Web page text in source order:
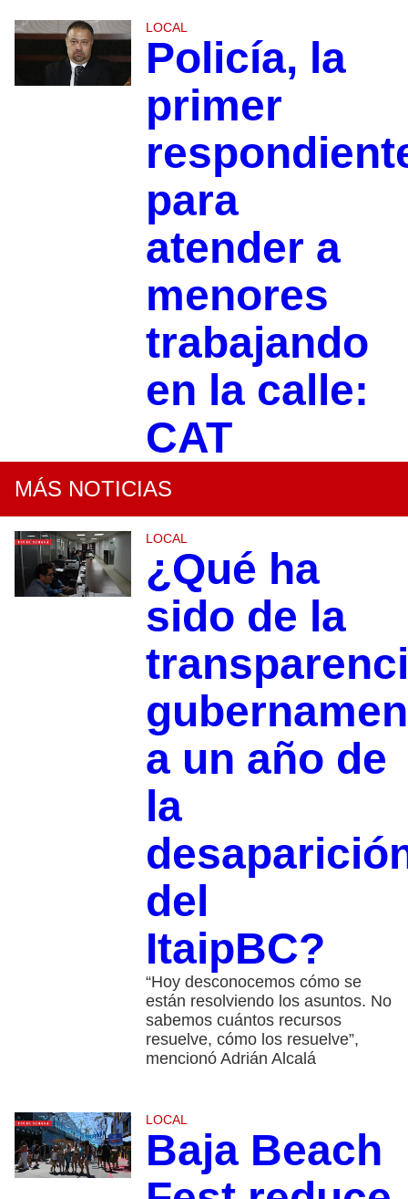
LOCAL
Policía, la
primer
para
atender a
menores
trabajando
en la calle:
CAT
MÁS NOTICIAS
LOCAL
¿Qué ha
sido de la
a un año de
la
del
ItaipBC?
“Hoy desconocemos cómo se
están resolviendo los asuntos. No
sabemos cuántos recursos
resuelve, cómo los resuelve”,
mencionó Adrián Alcalá
LOCAL
Baja Beach